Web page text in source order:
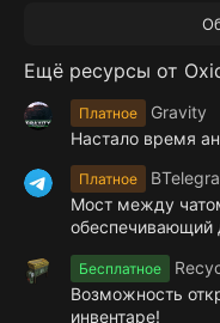
Ещё ресурсы от
Платное
Gravity
Настало время
Платное
Мост между
обеспечивающий
Бесплатное
Возможность
инвентаре!